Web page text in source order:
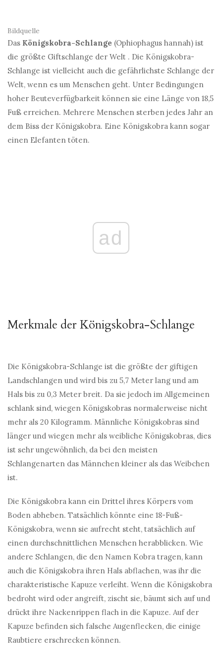
Bildquelle
Das Königskobra-Schlange (Ophiophagus hannah) ist
die größte Giftschlange der Welt . Die Königskobra-
Schlange ist vielleicht auch die gefährlichste Schlange der
Welt, wenn es um Menschen geht. Unter Bedingungen
hoher Beuteverfügbarkeit können sie eine Länge von 18,5
Fuß erreichen. Mehrere Menschen sterben jedes Jahr an
dem Biss der Königskobra. Eine Königskobra kann sogar
einen Elefanten töten.
ad
Merkmale der Königskobra-Schlange
Die Königskobra-Schlange ist die größte der giftigen
Landschlangen und wird bis zu 5,7 Meter lang und am
Hals bis zu 0,3 Meter breit. Da sie jedoch im Allgemeinen
schlank sind, wiegen Königskobras normalerweise nicht
mehr als 20 Kilogramm. Männliche Königskobras sind
länger und wiegen mehr als weibliche Königskobras, dies
ist sehr ungewöhnlich, da bei den meisten
Schlangenarten das Männchen kleiner als das Weibchen
ist.
Die Königskobra kann ein Drittel ihres Körpers vom
Boden abheben. Tatsächlich könnte eine 18-Fuß-
Königskobra, wenn sie aufrecht steht, tatsächlich auf
einen durchschnittlichen Menschen herabblicken. Wie
andere Schlangen, die den Namen Kobra tragen, kann
auch die Königskobra ihren Hals abflachen, was ihr die
charakteristische Kapuze verleiht. Wenn die Königskobra
bedroht wird oder angreift, zischt sie, bäumt sich auf und
drückt ihre Nackenrippen flach in die Kapuze. Auf der
Kapuze befinden sich falsche Augenflecken, die einige
Raubtiere erschrecken können.